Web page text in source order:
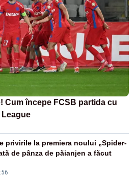
Cum începe FCSB partida cu
privirile la premiera noului „Spider-
de pânza de păianjen a făcut